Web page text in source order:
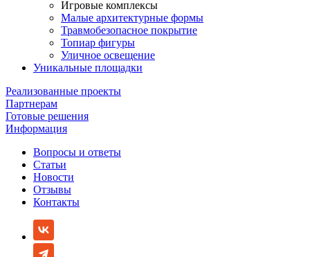
Игровые комплексы
Малые архитектурные формы
Травмобезопасное покрытие
Топиар фигуры
Уличное освещение
Уникальные площадки
Реализованные проекты
Партнерам
Готовые решения
Информация
Вопросы и ответы
Статьи
Новости
Отзывы
Контакты